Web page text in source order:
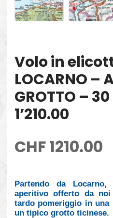
Volo in
LOCARNO –
GROTTO –
1’210.00
CHF1210.00
Partendo da
aperitivo offerto da
tardo pomeriggio in
un tipico grotto ticinese.